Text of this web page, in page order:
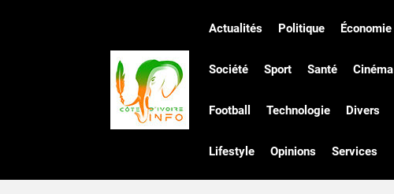
Côte
d'Ivoire
Infos
Actualités Politique Économie
Société Sport Santé Cinéma
Football Technologie Divers
Lifestyle Opinions Services